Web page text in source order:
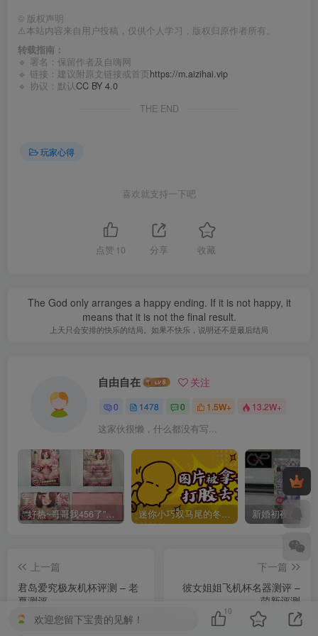
© 版权声明
⚠️本站内容来自用户投稿，仅供个人学习，版权归原作者所有。
转载指南：
🔹 署名：保留作者及 自嗨网
🔹 链接：建议附原文链接或首页https://m.aizihai.vip
🔹 协议：默认CC BY 4.0
THE END
玩家心得
喜欢就支持一下吧
点赞 10 分享 收藏
The God only arranges a happy ending. If it is not happy, it
means that it is not the final result.
上天只会安排的快乐的结局。如果不快乐，说明还不是最后结局
自由自在 关注
0 1478 0 1.5W+ 13.2W+
这家伙很懒，什么都没有写...
“好热~哥哥我456了”GXP发热试炼评测4星推荐[db:副标题] 迷你小巧双马尾的冬爱琴音写真分享，虎牙妹妹YYDS!
上一篇
君岛爱究极灰机杯评测 – 老
夏测评
下一篇
彼女姐姐飞机杯名器测评 –
萌新评测
欢迎您留下宝贵的见解！
10